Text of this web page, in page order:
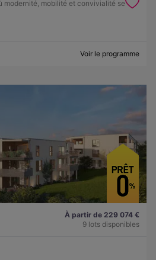
modernité, mobilité et convivialité se
Voir le programme
À partir de 229 074 €
9 lots disponibles